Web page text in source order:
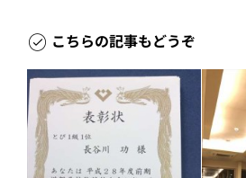
こちらの記事もどうぞ